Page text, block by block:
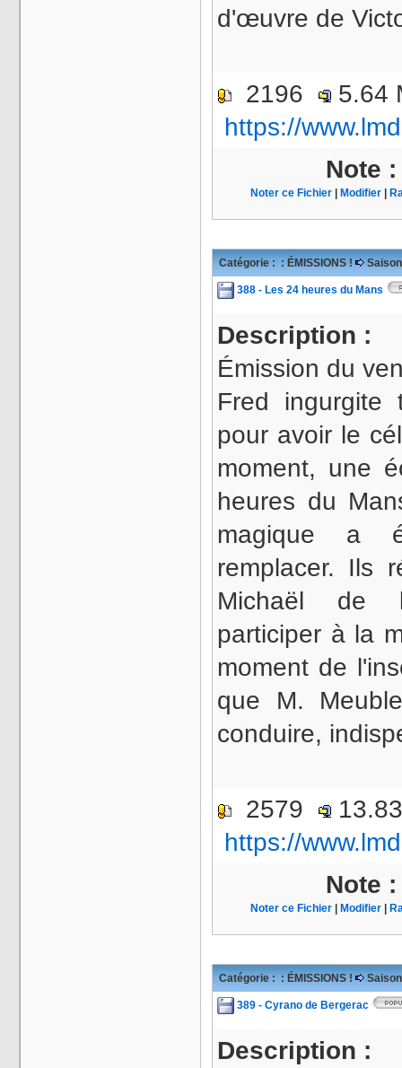
d'œuvre de
2196
https://
Note
Noter ce Fichier Modifier
Catégorie : : ÉMISSIONS !
388 - Les 24 heures du Mans
Description :
Émission du
Fred
pour avoir le
moment, une
heures du
magique a
remplacer. Ils
Michaël de
participer à la
moment de
que M.
conduire,
2579
https://
Note
Noter ce Fichier Modifier
Catégorie : : ÉMISSIONS !
389 - Cyrano de Bergerac
Description :